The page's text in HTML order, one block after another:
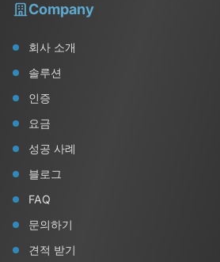
Company
회사 소개
솔루션
인증
요금
성공 사례
블로그
FAQ
문의하기
견적 받기